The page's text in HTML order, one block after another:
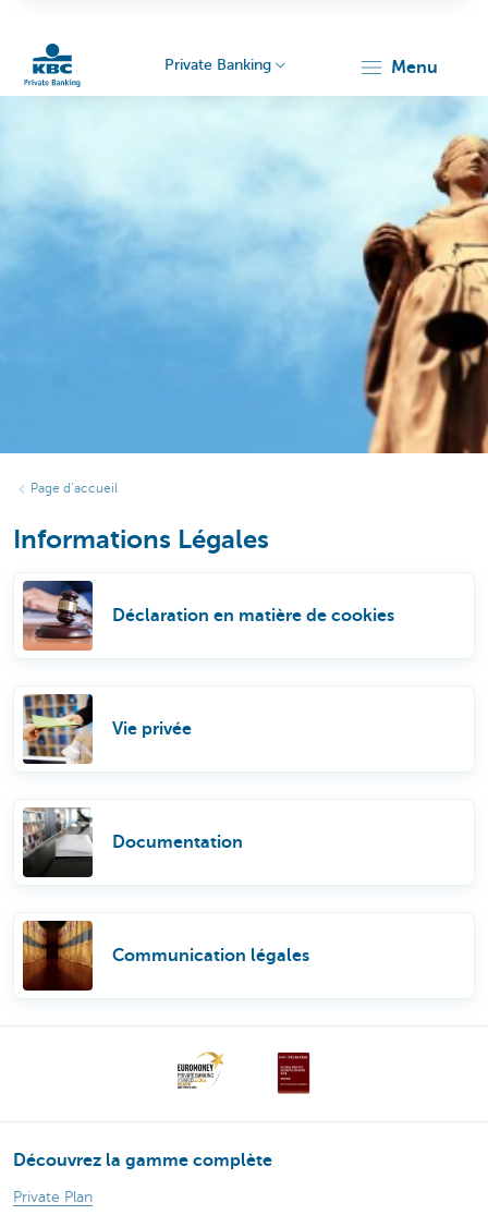
Private Banking menu
Page d’accueil
Informations Légales
Déclaration en matière de cookies
Vie privée
Documentation
Communication légales
Découvrez la gamme complète
Private Plan